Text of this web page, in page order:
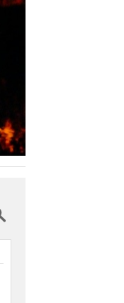
Madrid, 2025